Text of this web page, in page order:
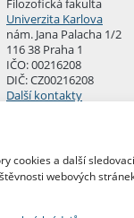
cookies a další
webových
Univerzita Karlova
nám. Jana Palacha 1/2
116 38 Praha 1
IČO: 00216208
DIČ: CZ00216208
Další kontakty